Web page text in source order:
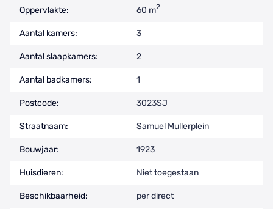
Oppervlakte: 60 m2
Aantal kamers: 3
Aantal slaapkamers: 2
Aantal badkamers: 1
Postcode: 3023SJ
Straatnaam: Samuel Mullerplein
Bouwjaar: 1923
Huisdieren: Niet toegestaan
Beschikbaarheid: per direct